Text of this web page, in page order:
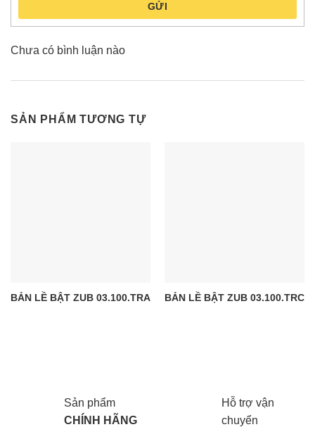
GỬI
Chưa có bình luận nào
SẢN PHẨM TƯƠNG TỰ
BẢN LỀ BẬT ZUB 03.100.TRA BẢN LỀ BẬT ZUB 03.100.TRC
Sản phẩm
CHÍNH HÃNG
Hỗ trợ vận
chuyển